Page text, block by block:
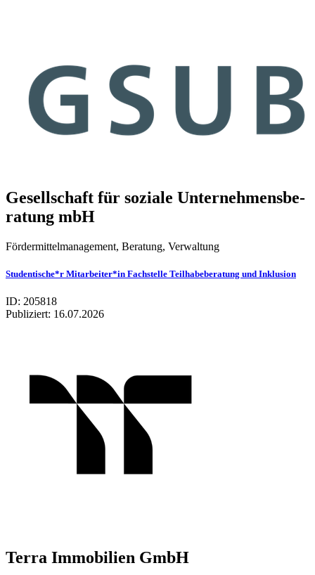
Gesell­schaft für soziale Unter­neh­mens­be­
ra­tung mbH
Fördermittelmanagement, Beratung, Verwaltung
Studentische*r Mitarbeiter*in Fachstelle Teilhabeberatung und Inklusion
ID: 205818
Publiziert: 16.07.2026
Terra Immobilien GmbH